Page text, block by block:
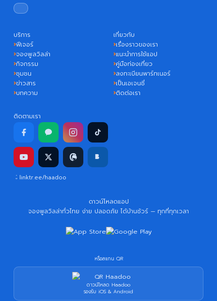
บริการ
ฟีเจอร์
จองพูลวิลล่า
กิจกรรม
ชุมชน
ข่าวสาร
บทความ
เกี่ยวกับ
เรื่องราวของเรา
แนะนำการใช้แอป
คู่มือท่องเที่ยว
ลงทะเบียนพาร์ทเนอร์
เป็นเอเจนซี่
ติดต่อเรา
ติดตามเรา
linktr.ee/haadoo
ดาวน์โหลดแอป
จองพูลวิลล่าทั่วไทย ง่าย ปลอดภัย ได้บ้านชัวร์ — ทุกที่ทุกเวลา
หรือสแกน QR
ดาวน์โหลด Haadoo
รองรับ iOS & Android